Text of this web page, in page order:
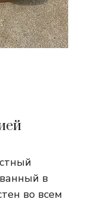
в
во всем